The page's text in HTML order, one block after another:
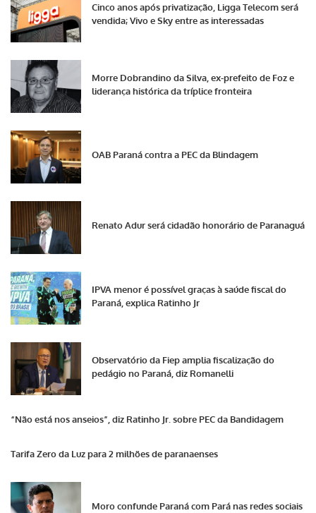
Cinco anos após privatização, Ligga Telecom será
vendida; Vivo e Sky entre as interessadas
Morre Dobrandino da Silva, ex-prefeito de Foz e
liderança histórica da tríplice fronteira
OAB Paraná contra a PEC da Blindagem
Renato Adur será cidadão honorário de Paranaguá
IPVA menor é possível graças à saúde fiscal do
Paraná, explica Ratinho Jr
Observatório da Fiep amplia fiscalização do
pedágio no Paraná, diz Romanelli
“Não está nos anseios”, diz Ratinho Jr. sobre PEC da Bandidagem
Tarifa Zero da Luz para 2 milhões de paranaenses
Moro confunde Paraná com Pará nas redes sociais